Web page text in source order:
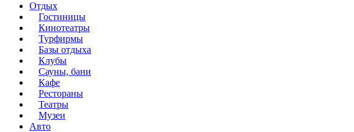
Отдых
Гостиницы
Кинотеатры
Турфирмы
Базы отдыха
Клубы
Сауны, бани
Кафе
Рестораны
Театры
Музеи
Авто